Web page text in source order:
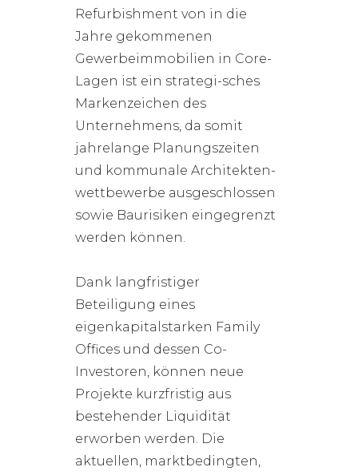
Refurbishment von in die
Jahre gekommenen
Gewerbeimmobilien in Core-
Lagen ist ein strategi-sches
Markenzeichen des
Unternehmens, da somit
jahrelange Planungszeiten
und kommunale Architekten-
wettbewerbe ausgeschlossen
sowie Baurisiken eingegrenzt
werden können.
Dank langfristiger
Beteiligung eines
eigenkapitalstarken Family
Offices und dessen Co-
Investoren, können neue
Projekte kurzfristig aus
bestehender Liquidität
erworben werden. Die
aktuellen, marktbedingten,